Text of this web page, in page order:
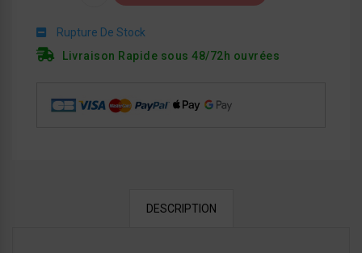
Rupture De Stock
Livraison Rapide sous 48/72h ouvrées
DESCRIPTION